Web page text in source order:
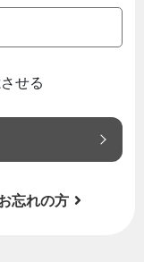
せる
忘れの方